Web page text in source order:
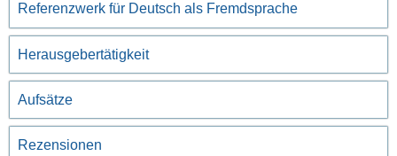
Referenzwerk für Deutsch als Fremdsprache
Herausgebertätigkeit
Aufsätze
Rezensionen